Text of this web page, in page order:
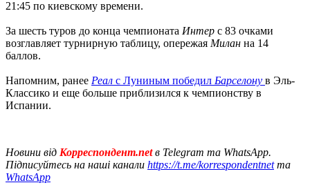
21:45 по киевскому времени.
За шесть туров до конца чемпионата Интер с 83 очками
возглавляет турнирную таблицу, опережая Милан на 14
баллов.
Напомним, ранее Реал с Луниным победил Барселону в Эль-
Классико и еще больше приблизился к чемпионству в
Испании.
Новини від Корреспондент.netв Telegram та WhatsApp.
Підписуйтесь на наші канали https://t.me/korrespondentnetта
WhatsApp